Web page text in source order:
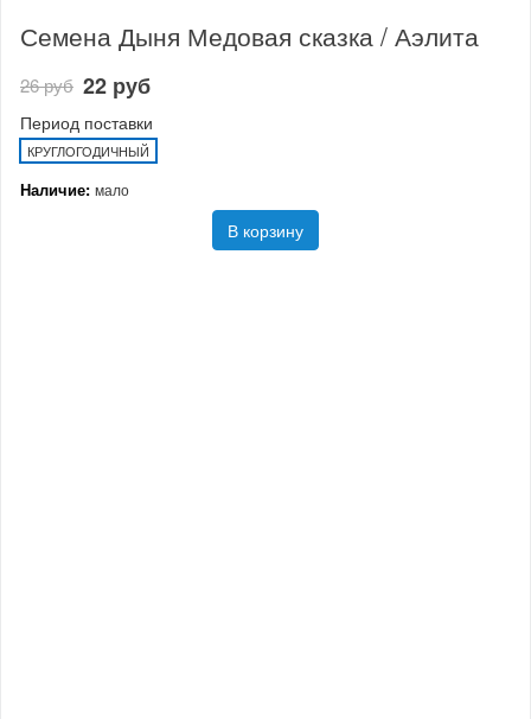
Семена Дыня Медовая сказка / Аэлита
26 руб 22 руб
Период поставки
КРУГЛОГОДИЧНЫЙ
Наличие: мало
В корзину